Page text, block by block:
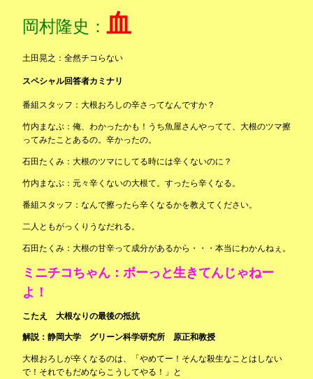
岡村隆史： 血
土田晃之：全然チコらない
スペシャル回答者カミナリ
番組スタッフ：大根おろしの辛さってなんですか？
竹内まなぶ：俺、わかったかも！うち魚屋さんやってて、大根のツマ擦
ってみたことあるの。辛かったの。
石田たくみ：大根のツマにしてる時には辛くないのに？
竹内まなぶ：元々辛くないの大根て。すったら辛くなる。
番組スタッフ：なんで擦ったら辛くなるかを教えてください。
二人ともがっくりうなだれる。
石田たくみ：大根の甘辛って成分があるから・・・本当にわかんねぇ。
ミニチコちゃん：ボーっと生きてんじゃねー
よ！
こたえ 大根なりの最後の抵抗
解説：静岡大学 グリーン科学研究所 原正和教授
大根おろしが辛くなるのは、「やめてー！そんな殺生なことはしない
で！それでもだめならこうしてやる！」と